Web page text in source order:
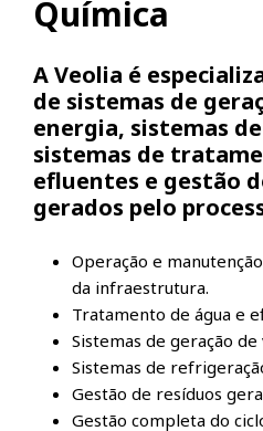
Química
A Veolia é
de sistemas de
energia, sistemas
sistemas de
efluentes e gestão
gerados pelo
Operação e
da infraestrutura.
Tratamento de água e
Sistemas de geração
Sistemas de
Gestão de resíduos
Gestão completa do